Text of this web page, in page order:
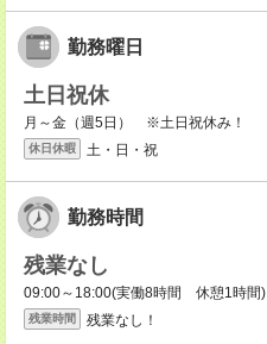
勤務曜日
土日祝休
月～金（週5日） ※土日祝休み！
休日休暇 土・日・祝
勤務時間
残業なし
09:00～18:00(実働8時間 休憩1時間)
残業時間 残業なし！